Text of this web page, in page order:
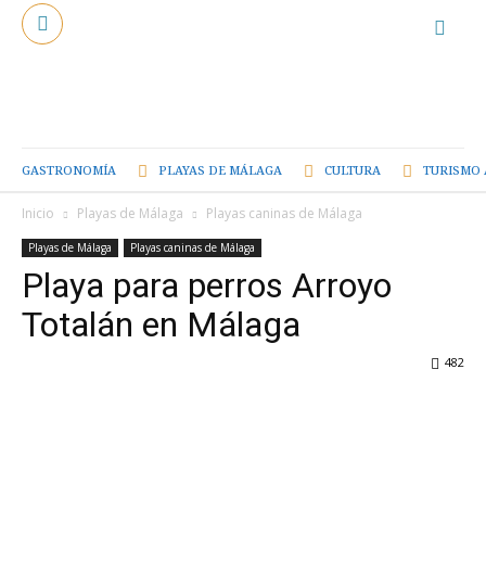
GASTRONOMÍA PLAYAS DE MÁLAGA CULTURA TURISMO
Inicio Playas de Málaga Playas caninas de Málaga
Playas de Málaga Playas caninas de Málaga
Playa para perros Arroyo
Totalán en Málaga
482